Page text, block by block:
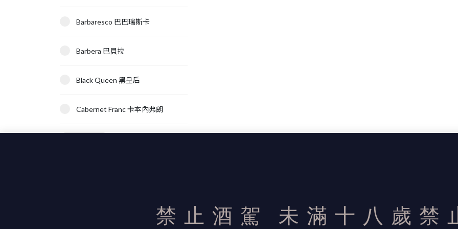
Barbaresco 巴巴瑞斯卡
Barbera 巴貝拉
Black Queen 黑皇后
Cabernet Franc 卡本內弗朗
禁止酒駕 未滿十八歲禁